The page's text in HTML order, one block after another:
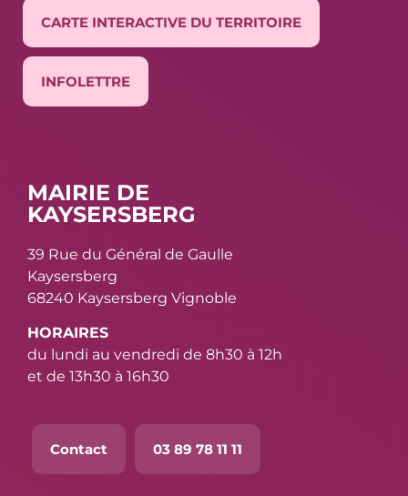
CARTE INTERACTIVE DU TERRITOIRE
INFOLETTRE
MAIRIE DE
KAYSERSBERG
39 Rue du Général de Gaulle
Kaysersberg
68240 Kaysersberg Vignoble
HORAIRES
du lundi au vendredi de 8h30 à 12h
et de 13h30 à 16h30
Contact 03 89 78 11 11